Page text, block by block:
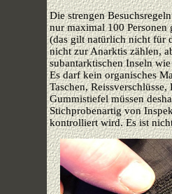
Die strengen
nur maximal 100
(das gilt natürlich nicht für
nicht zur Anarktis zählen,
subantarktischen Inseln
Es darf kein organisches
Taschen,
Gummistiefel müssen
Stichprobenartig von
kontrolliert wird.Es ist